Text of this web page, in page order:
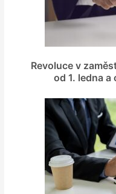
Revoluce v
od 1. ledna